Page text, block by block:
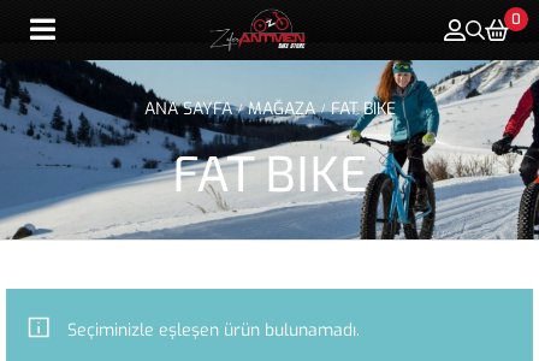
0
FAT BIKE
ANA SAYFA / MAĞAZA / FAT BIKE
Seçiminizle eşleşen ürün bulunamadı.